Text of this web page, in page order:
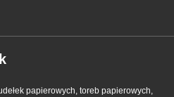
papierowych, toreb papierowych,